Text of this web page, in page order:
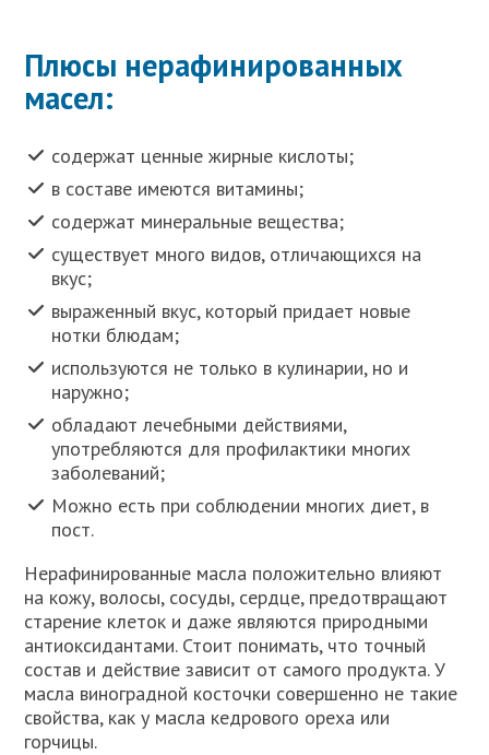
Плюсы нерафинированных
масел:
содержат ценные жирные кислоты;
в составе имеются витамины;
содержат минеральные вещества;
существует много видов, отличающихся на
вкус;
выраженный вкус, который придает новые
нотки блюдам;
используются не только в кулинарии, но и
наружно;
обладают лечебными действиями,
употребляются для профилактики многих
заболеваний;
Можно есть при соблюдении многих диет, в
пост.
Нерафинированные масла положительно влияют
на кожу, волосы, сосуды, сердце, предотвращают
старение клеток и даже являются природными
антиоксидантами. Стоит понимать, что точный
состав и действие зависит от самого продукта. У
масла виноградной косточки совершенно не такие
свойства, как у масла кедрового ореха или
горчицы.